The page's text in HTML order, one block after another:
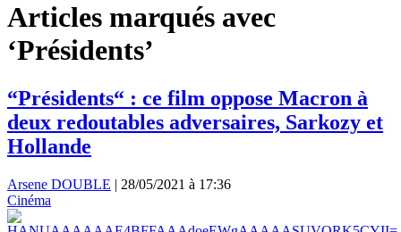
Articles marqués avec
‘Présidents’
“Présidents“ : ce film oppose Macron à
deux redoutables adversaires, Sarkozy et
Hollande
Arsene DOUBLE | 28/05/2021 à 17:36
Cinéma